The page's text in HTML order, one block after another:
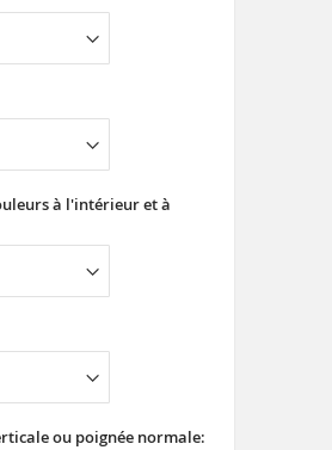
à l'intérieur et à
ou poignée normale: